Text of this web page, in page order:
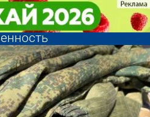
уклонистам
ввести уголовную
уклонистам
ввести уголовную
курсы